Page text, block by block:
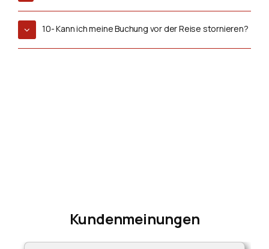
10- Kann ich meine Buchung vor der Reise stornieren?
Kundenmeinungen